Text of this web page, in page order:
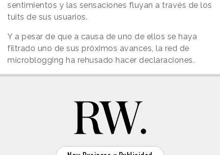
sentimientos y las sensaciones fluyan a través de los
tuits de sus usuarios.
Y a pesar de que a causa de uno de ellos se haya
filtrado uno de sus próximos avances, la red de
microblogging ha rehusado hacer declaraciones.